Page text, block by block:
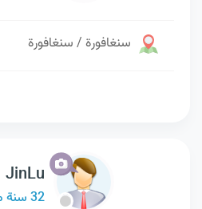
سنغافورة / سنغافورة
JinLu
32 سنة من سنغافورة